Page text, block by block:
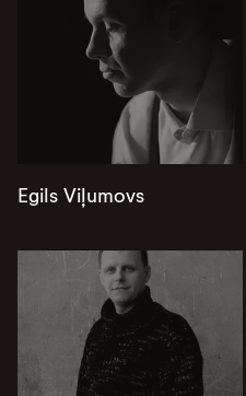
Egils Viļumovs